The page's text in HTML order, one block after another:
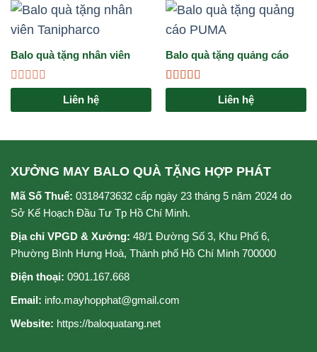
Balo quà tặng nhân viên
Tanipharco
Được
hạng
Liên hệ
Balo quà tặng quảng cáo
PUMA: Giải pháp marketing
đẳng cấp cho doanh nghiệp
Được xếp
sao
Liên hệ
XƯỞNG MAY BALO QUÀ TẶNG HỢP PHÁT
Mã Số Thuế: 0318473632 cấp ngày 23 tháng 5 năm 2024 do
Sở Kế Hoạch Đầu Tư Tp Hồ Chí Minh.
Địa chỉ VPGD & Xưởng: 48/1 Đường Số 3, Khu Phố 6,
Phường Bình Hưng Hoà, Thành phố Hồ Chí Minh 700000
Điện thoại: 0901.167.668
Email: info.mayhopphat@gmail.com
Website: https://baloquatang.net